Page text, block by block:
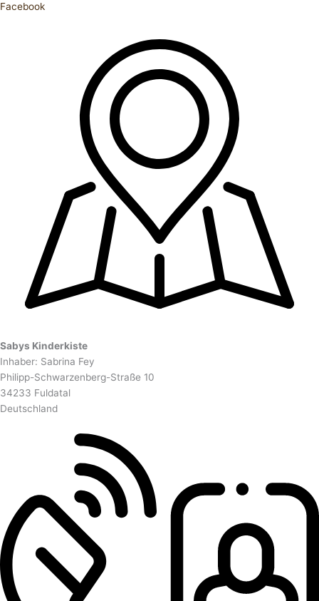
Facebook
Sabys Kinderkiste
Inhaber: Sabrina Fey
Philipp-Schwarzenberg-Straße 10
34233 Fuldatal
Deutschland